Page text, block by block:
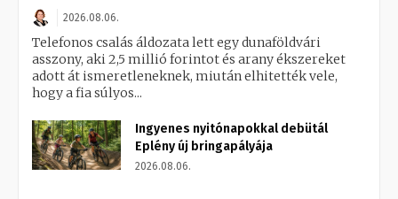
2026.08.06.
Telefonos csalás áldozata lett egy dunaföldvári
asszony, aki 2,5 millió forintot és arany ékszereket
adott át ismeretleneknek, miután elhitették vele,
hogy a fia súlyos...
Ingyenes nyitónapokkal debütál
Eplény új bringapályája
2026.08.06.